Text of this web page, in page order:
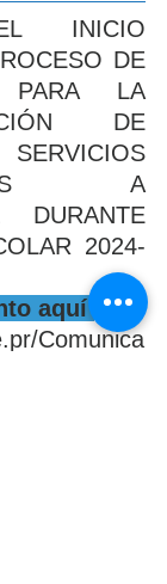
INICIO
DE
PARA LA
DE
A
DURANTE
2024-
aquí
Comunica